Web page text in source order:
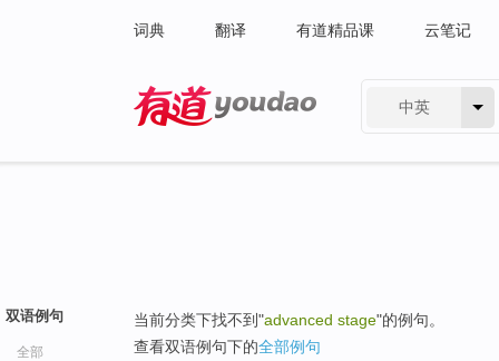
词典 翻译 有道精品课 云笔记
中英
双语例句
全部
当前分类下找不到"advanced stage"的例句。
查看双语例句下的全部例句